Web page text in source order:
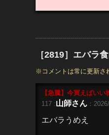
［2819］エバラ
※コメントは常に更新さ
【急騰】今買えばいい
117 :山師さん ：
エバラうめえ